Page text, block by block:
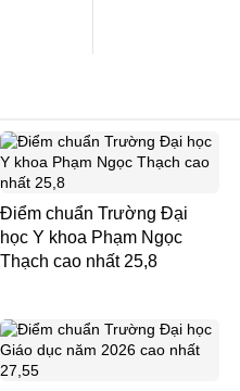
Điểm chuẩn Trường Đại
học Y khoa Phạm Ngọc
Thạch cao nhất 25,8